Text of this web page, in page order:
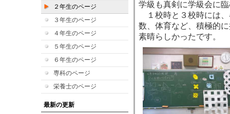
２年生のページ
３年生のページ
４年生のページ
５年生のページ
６年生のページ
専科のページ
栄養士のページ
最新の更新
学級も真剣に学級会に
１校時と３校時には、
数、体育など、積極的
素晴らしかったです。